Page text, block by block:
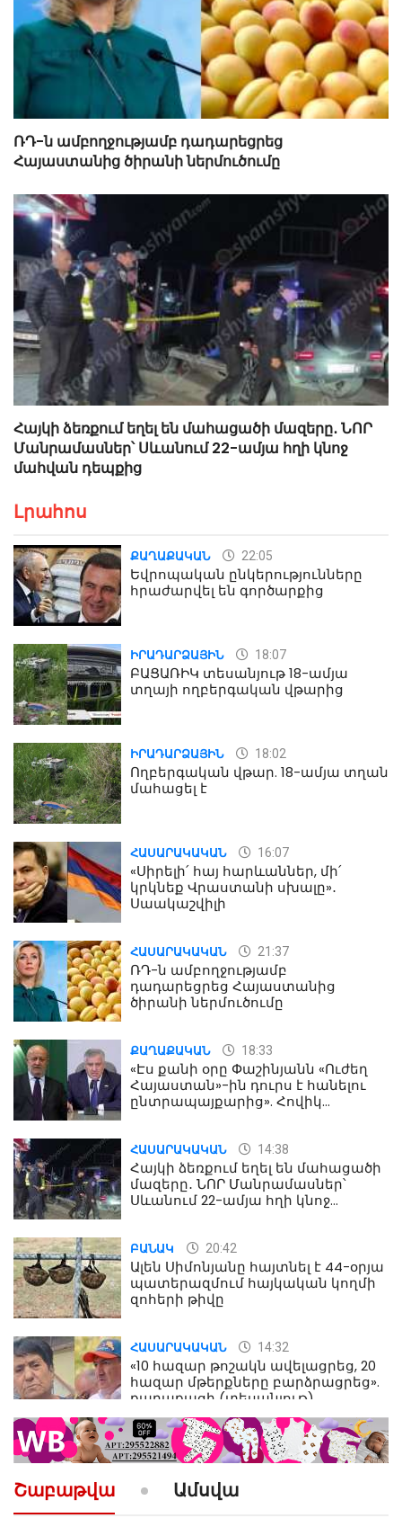
ՌԴ-ն ամբողջությամբ դադարեցրեց
Հայաստանից ծիրանի ներմուծումը
Հայկի ձեռքում եղել են մահացածի մազերը․ ՆՈՐ
Մանրամասներ՝ Սևանում 22-ամյա հղի կնոջ
մահվան դեպքից
Լրահոս
ՔԱՂԱՔԱԿԱՆ 22:05
Եվրոպական ընկերությունները
հրաժարվել են գործարքից
ԻՐԱԴԱՐՁԱՅԻՆ 18:07
ԲԱՑԱՌԻԿ տեսանյութ 18-ամյա
տղայի ողբերգական վթարից
ԻՐԱԴԱՐՁԱՅԻՆ 18:02
Ողբերգական վթար. 18-ամյա տղան
մահացել է
ՀԱՍԱՐԱԿԱԿԱՆ 16:07
«Սիրելի՛ հայ հարևաններ, մի՛
կրկնեք Վրաստանի սխալը»․
Սաակաշվիլի
ՀԱՍԱՐԱԿԱԿԱՆ 21:37
ՌԴ-ն ամբողջությամբ
դադարեցրեց Հայաստանից
ծիրանի ներմուծումը
ՔԱՂԱՔԱԿԱՆ 18:33
«Էս քանի օրը Փաշինյանն «Ուժեղ
Հայաստան»-ին դուրս է հանելու
ընտրապայքարից». Հովիկ
ՀԱՍԱՐԱԿԱԿԱՆ 14:38
Հայկի ձեռքում եղել են մահացածի
մազերը․ ՆՈՐ Մանրամասներ՝
Սևանում 22-ամյա հղի կնոջ
ԲԱՆԱԿ 20:42
Ալեն Սիմոնյանը հայտնել է 44-օրյա
պատերազմում հայկական կողմի
զոհերի թիվը
ՀԱՍԱՐԱԿԱԿԱՆ 14:32
«10 հազար թոշակն ավելացրեց, 20
հազար մթերքները բարձրացրեց».
քաղաքացի (տեսանյութ)
ՔԱՂԱՔԱԿԱՆ 10:52
«Լեզվիդ տալու փոխարեն
արտաբերիր այս երկու
նախադասությունը»․ Իշխան
Շաբաթվա Ամսվա